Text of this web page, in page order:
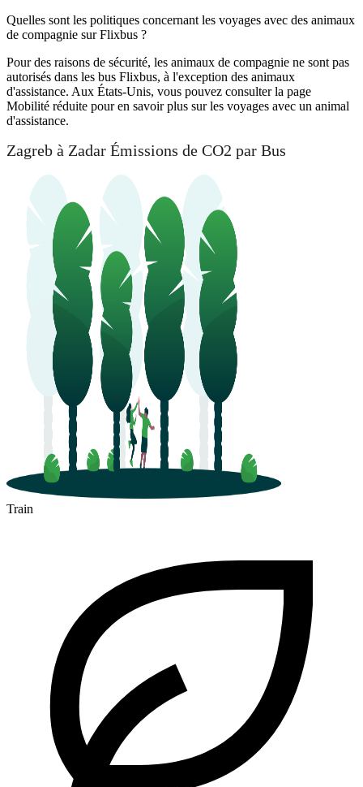
Quelles sont les politiques concernant les voyages avec des animaux
de compagnie sur Flixbus ?
Pour des raisons de sécurité, les animaux de compagnie ne sont pas
autorisés dans les bus Flixbus, à l'exception des animaux
d'assistance. Aux États-Unis, vous pouvez consulter la page
Mobilité réduite pour en savoir plus sur les voyages avec un animal
d'assistance.
Zagreb à Zadar Émissions de CO2 par Bus
Train